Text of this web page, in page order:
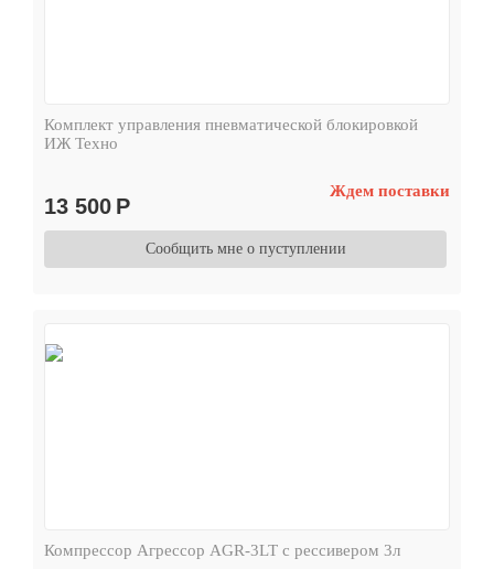
Комплект управления пневматической блокировкой
ИЖ Техно
13 500 Р
Ждем поставки
Сообщить мне о пуступлении
Компрессор Агрессор AGR-3LT с рессивером 3л